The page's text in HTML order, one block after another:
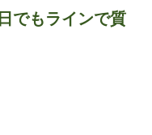
でもラインで質